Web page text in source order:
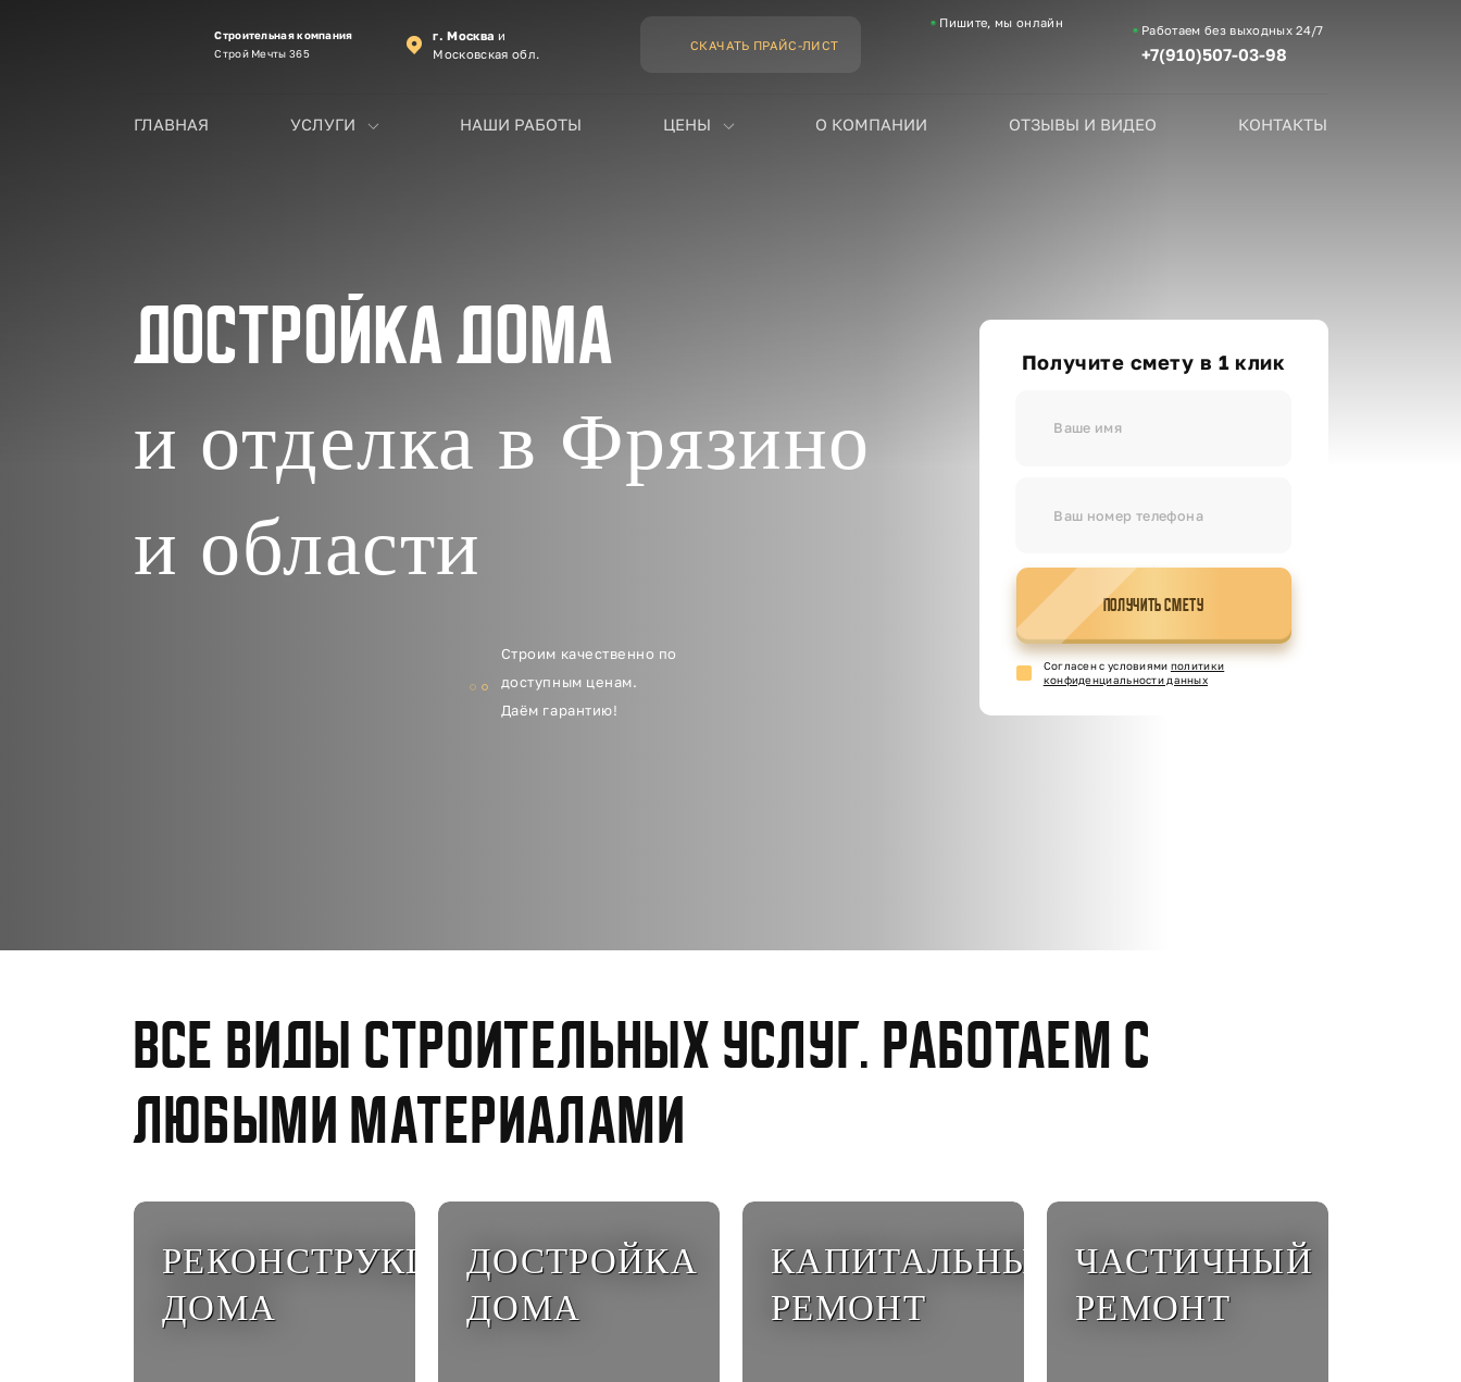
Строительная компания
Строй Мечты 365
г. Москва и
Московская обл.
СКАЧАТЬ ПРАЙС-ЛИСТ
Пишите, мы онлайн
Работаем без выходных24/7
+7(910)507-03-98
ГЛАВНАЯ УСЛУГИ НАШИ РАБОТЫ ЦЕНЫ О КОМПАНИИ ОТЗЫВЫ И ВИДЕО КОНТАКТЫ
Достройка дома
и отделка в Фрязино
и области
Строим качественно по
доступным ценам.
Даём гарантию!
Получите смету в 1 клик
ПОЛУЧИТЬ СМЕТУ
Cогласен с условиями политики
конфиденциальности данных
Все виды строительных услуг. Работаем с
любыми материалами
РЕКОНСТРУКЦИЯ
ДОМА
ДОСТРОЙКА
ДОМА
КАПИТАЛЬНЫЙ
РЕМОНТ
ЧАСТИЧНЫЙ
РЕМОНТ